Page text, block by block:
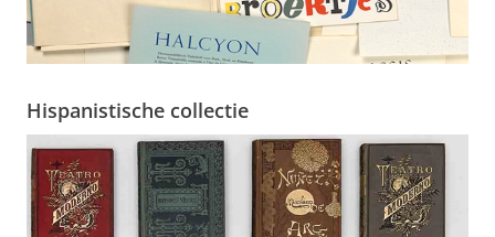
Hispanistische collectie